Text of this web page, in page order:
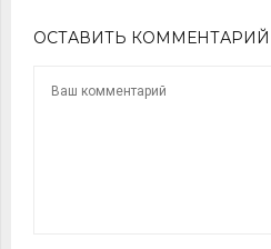
ОСТАВИТЬ КОММЕНТАРИЙ